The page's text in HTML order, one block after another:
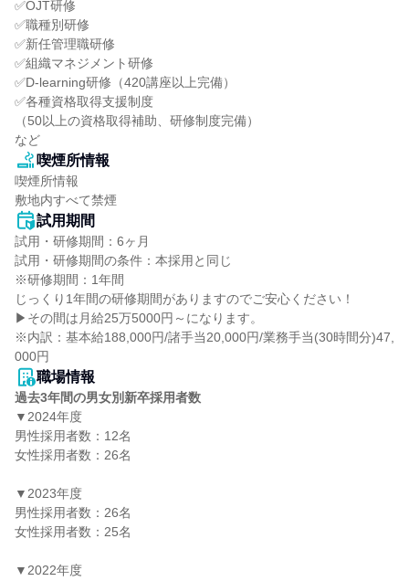
✅OJT研修
✅職種別研修
✅新任管理職研修
✅組織マネジメント研修
✅D-learning研修（420講座以上完備）
✅各種資格取得支援制度
（50以上の資格取得補助、研修制度完備）
など
喫煙所情報
喫煙所情報
敷地内すべて禁煙
試用期間
試用・研修期間：6ヶ月
試用・研修期間の条件：本採用と同じ
※研修期間：1年間
じっくり1年間の研修期間がありますのでご安心ください！
▶その間は月給25万5000円～になります。
※内訳：基本給188,000円/諸手当20,000円/業務手当(30時間分)47,
職場情報
過去3年間の男女別新卒採用者数
▼2024年度
男性採用者数：12名
女性採用者数：26名
▼2023年度
男性採用者数：26名
女性採用者数：25名
▼2022年度